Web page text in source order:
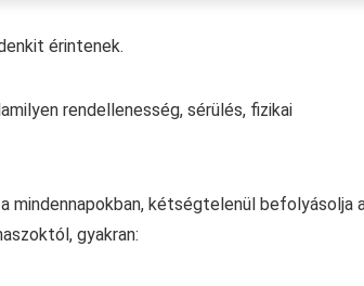
érintenek.
rendellenesség, sérülés, fizikai
mindennapokban, kétségtelenül befolyásolja
gyakran: